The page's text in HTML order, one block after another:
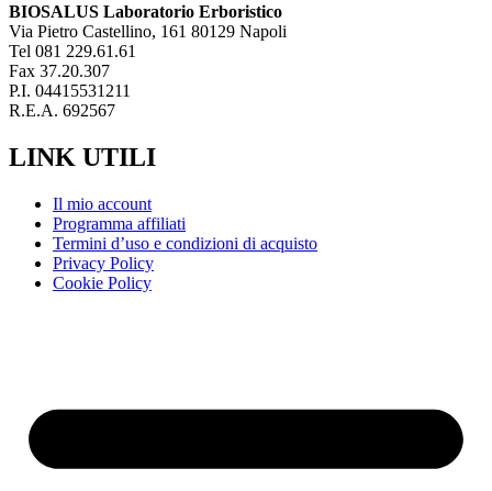
BIOSALUS Laboratorio Erboristico
Via Pietro Castellino, 161 80129 Napoli
Tel 081 229.61.61
Fax 37.20.307
P.I. 04415531211
R.E.A. 692567
LINK UTILI
Il mio account
Programma affiliati
Termini d’uso e condizioni di acquisto
Privacy Policy
Cookie Policy